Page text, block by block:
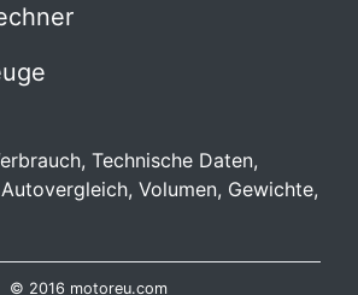
Technische Daten,
Volumen, Gewichte,
© 2016 motoreu.com